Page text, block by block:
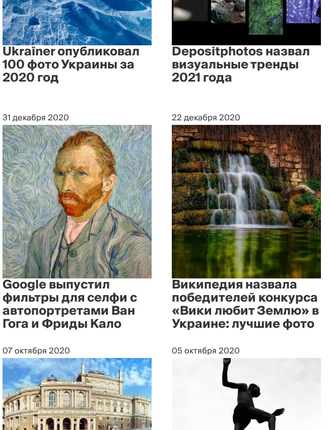
Ukraїner опубликовал
100 фото Украины за
2020 год
31 декабря 2020
Depositphotos назвал
визуальные тренды
2021 года
22 декабря 2020
Google выпустил
фильтры для селфи с
автопортретами Ван
Гога и Фриды Кало
07 октября 2020
Википедия назвала
победителей конкурса
«Вики любит Землю» в
Украине: лучшие фото
05 октября 2020